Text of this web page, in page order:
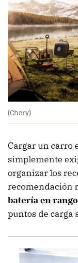
(Chery)
Cargar un carro
simplemente
organizar los
recomendación
batería en
puntos de carga